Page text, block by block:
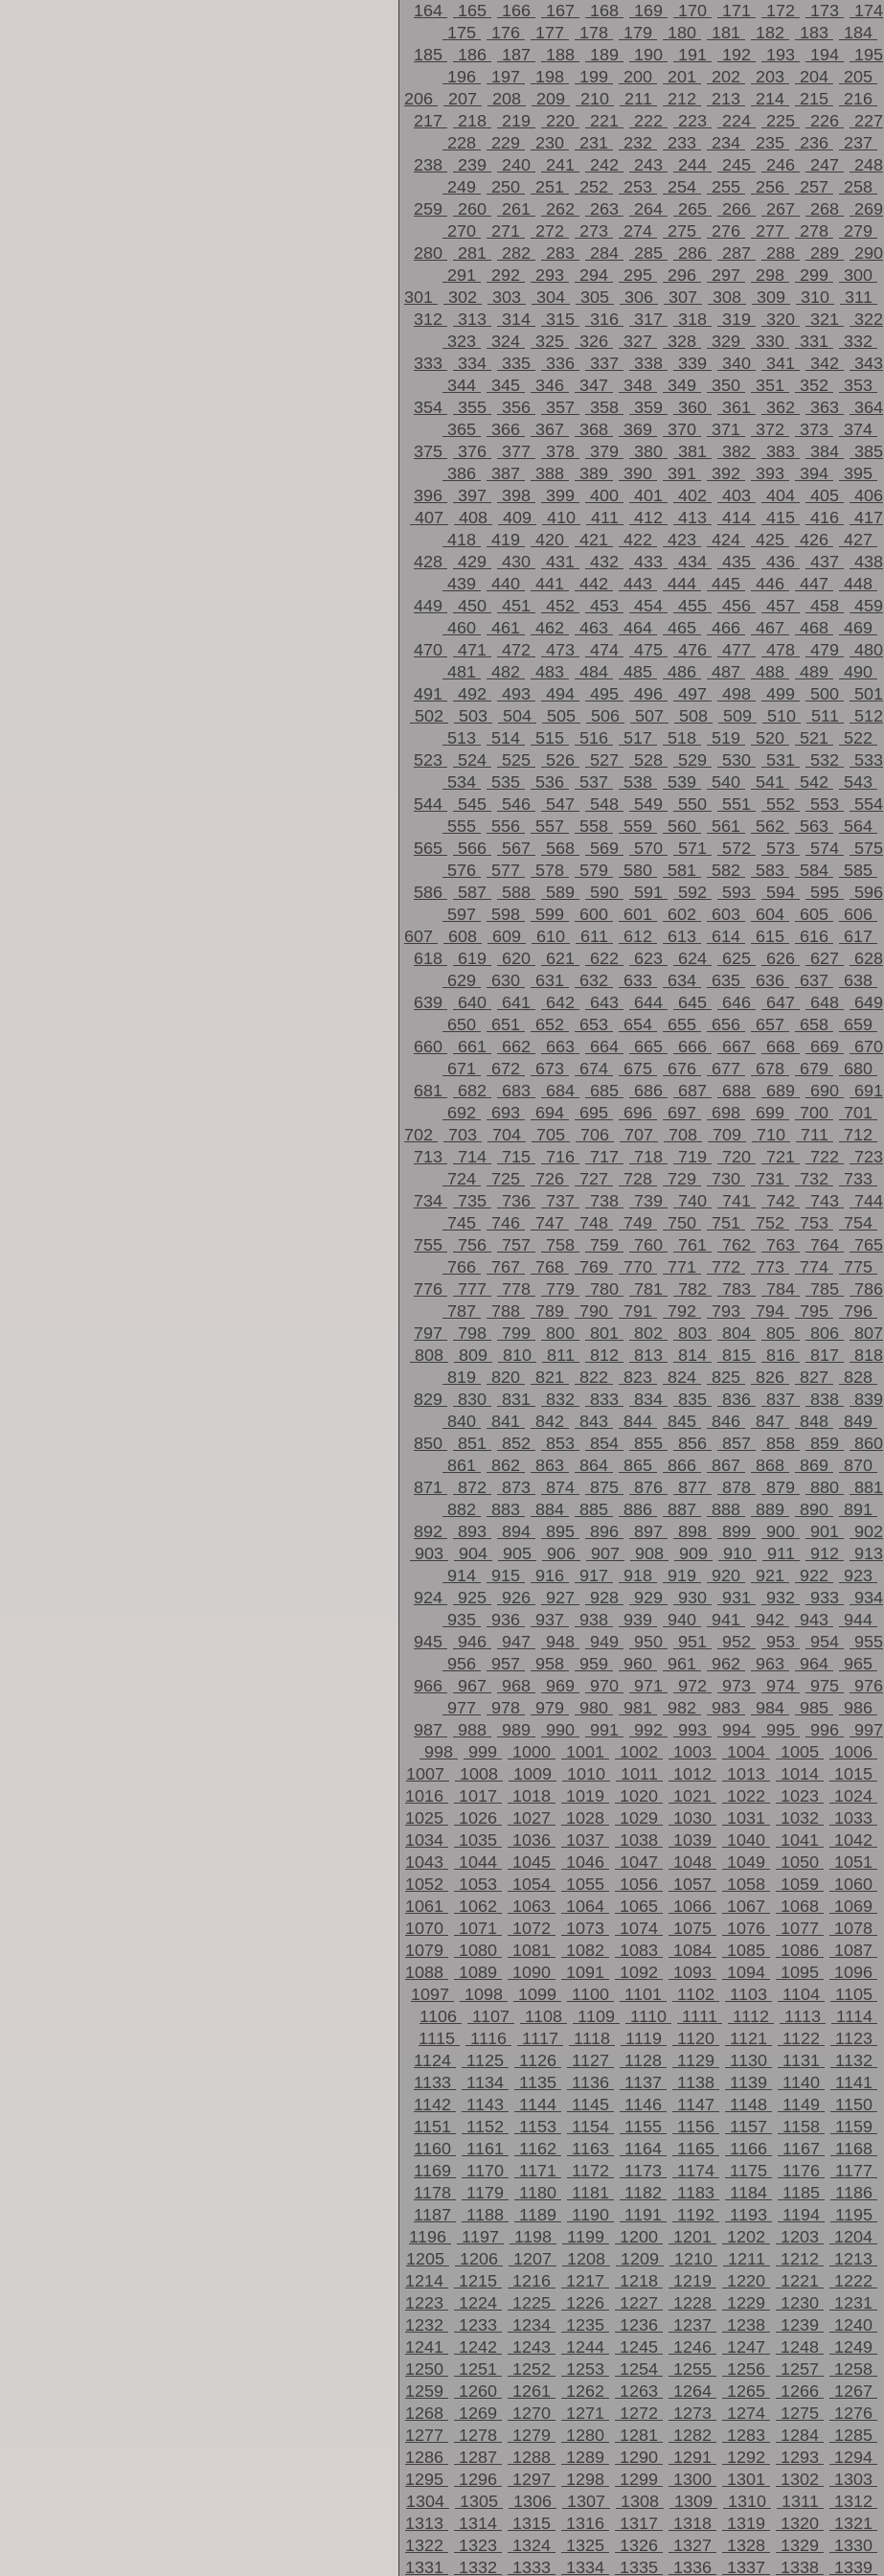
164
165 166 167 168 169 170 171 172 173
174
175
176 177 178 179 180 181 182 183
184
185
186 187 188 189 190 191 192 193 194
195
196
197 198 199 200 201 202 203 204
205
206
207 208 209 210 211 212 213 214 215
216
217
218 219 220 221 222 223 224 225 226
227
228
229 230 231 232 233 234 235 236
237
238
239 240 241 242 243 244 245 246 247
248
249
250 251 252 253 254 255 256 257
258
259
260 261 262 263 264 265 266 267 268
269
270
271 272 273 274 275 276 277 278
279
280
281 282 283 284 285 286 287 288 289
290
291
292 293 294 295 296 297 298 299
300
301
302 303 304 305 306 307 308 309 310
311
312
313 314 315 316 317 318 319 320 321
322
323
324 325 326 327 328 329 330 331
332
333
334 335 336 337 338 339 340 341 342
343
344
345 346 347 348 349 350 351 352
353
354
355 356 357 358 359 360 361 362 363
364
365
366 367 368 369 370 371 372 373
374
375
376 377 378 379 380 381 382 383 384
385
386
387 388 389 390 391 392 393 394
395
396
397 398 399 400 401 402 403 404 405
406
407
408 409 410 411 412 413 414 415 416
417
418
419 420 421 422 423 424 425 426
427
428
429 430 431 432 433 434 435 436 437
438
439
440 441 442 443 444 445 446 447
448
449
450 451 452 453 454 455 456 457 458
459
460
461 462 463 464 465 466 467 468
469
470
471 472 473 474 475 476 477 478 479
480
481
482 483 484 485 486 487 488 489
490
491
492 493 494 495 496 497 498 499 500
501
502
503 504 505 506 507 508 509 510 511
512
513
514 515 516 517 518 519 520 521
522
523
524 525 526 527 528 529 530 531 532
533
534
535 536 537 538 539 540 541 542
543
544
545 546 547 548 549 550 551 552 553
554
555
556 557 558 559 560 561 562 563
564
565
566 567 568 569 570 571 572 573 574
575
576
577 578 579 580 581 582 583 584
585
586
587 588 589 590 591 592 593 594 595
596
597
598 599 600 601 602 603 604 605
606
607
608 609 610 611 612 613 614 615 616
617
618
619 620 621 622 623 624 625 626 627
628
629
630 631 632 633 634 635 636 637
638
639
640 641 642 643 644 645 646 647 648
649
650
651 652 653 654 655 656 657 658
659
660
661 662 663 664 665 666 667 668 669
670
671
672 673 674 675 676 677 678 679
680
681
682 683 684 685 686 687 688 689 690
691
692
693 694 695 696 697 698 699 700
701
702
703 704 705 706 707 708 709 710 711
712
713
714 715 716 717 718 719 720 721 722
723
724
725 726 727 728 729 730 731 732
733
734
735 736 737 738 739 740 741 742 743
744
745
746 747 748 749 750 751 752 753
754
755
756 757 758 759 760 761 762 763 764
765
766
767 768 769 770 771 772 773 774
775
776
777 778 779 780 781 782 783 784 785
786
787
788 789 790 791 792 793 794 795
796
797
798 799 800 801 802 803 804 805 806
807
808
809 810 811 812 813 814 815 816 817
818
819
820 821 822 823 824 825 826 827
828
829
830 831 832 833 834 835 836 837 838
839
840
841 842 843 844 845 846 847 848
849
850
851 852 853 854 855 856 857 858 859
860
861
862 863 864 865 866 867 868 869
870
871
872 873 874 875 876 877 878 879 880
881
882
883 884 885 886 887 888 889 890
891
892
893 894 895 896 897 898 899 900 901
902
903
904 905 906 907 908 909 910 911 912
913
914
915 916 917 918 919 920 921 922
923
924
925 926 927 928 929 930 931 932 933
934
935
936 937 938 939 940 941 942 943
944
945
946 947 948 949 950 951 952 953 954
955
956
957 958 959 960 961 962 963 964
965
966
967 968 969 970 971 972 973 974 975
976
977
978 979 980 981 982 983 984 985
986
987
988 989 990 991 992 993 994 995 996
997
998
999 1000 1001 1002 1003 1004 1005
1006
1007
1008 1009 1010 1011 1012 1013 1014
1015
1016
1017 1018 1019 1020 1021 1022 1023
1024
1025
1026 1027 1028 1029 1030 1031 1032
1033
1034
1035 1036 1037 1038 1039 1040 1041
1042
1043
1044 1045 1046 1047 1048 1049 1050
1051
1052
1053 1054 1055 1056 1057 1058 1059
1060
1061
1062 1063 1064 1065 1066 1067 1068
1069
1070
1071 1072 1073 1074 1075 1076 1077
1078
1079
1080 1081 1082 1083 1084 1085 1086
1087
1088
1089 1090 1091 1092 1093 1094 1095
1096
1097
1098 1099 1100 1101 1102 1103 1104
1105
1106
1107 1108 1109 1110 1111 1112 1113
1114
1115
1116 1117 1118 1119 1120 1121 1122
1123
1124
1125 1126 1127 1128 1129 1130 1131
1132
1133
1134 1135 1136 1137 1138 1139 1140
1141
1142
1143 1144 1145 1146 1147 1148 1149
1150
1151
1152 1153 1154 1155 1156 1157 1158
1159
1160
1161 1162 1163 1164 1165 1166 1167
1168
1169
1170 1171 1172 1173 1174 1175 1176
1177
1178
1179 1180 1181 1182 1183 1184 1185
1186
1187
1188 1189 1190 1191 1192 1193 1194
1195
1196
1197 1198 1199 1200 1201 1202 1203
1204
1205
1206 1207 1208 1209 1210 1211 1212
1213
1214
1215 1216 1217 1218 1219 1220 1221
1222
1223
1224 1225 1226 1227 1228 1229 1230
1231
1232
1233 1234 1235 1236 1237 1238 1239
1240
1241
1242 1243 1244 1245 1246 1247 1248
1249
1250
1251 1252 1253 1254 1255 1256 1257
1258
1259
1260 1261 1262 1263 1264 1265 1266
1267
1268
1269 1270 1271 1272 1273 1274 1275
1276
1277
1278 1279 1280 1281 1282 1283 1284
1285
1286
1287 1288 1289 1290 1291 1292 1293
1294
1295
1296 1297 1298 1299 1300 1301 1302
1303
1304
1305 1306 1307 1308 1309 1310 1311
1312
1313
1314 1315 1316 1317 1318 1319 1320
1321
1322
1323 1324 1325 1326 1327 1328 1329
1330
1331
1332 1333 1334 1335 1336 1337 1338 1339